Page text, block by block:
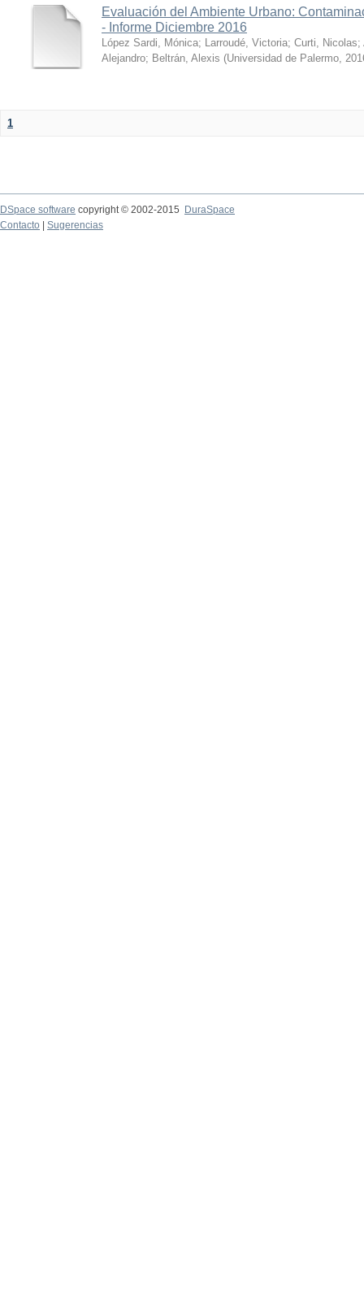
Evaluación del Ambiente Urbano:
- Informe Diciembre 2016
López Sardi, Mónica; Larroudé, Victoria; Curti, Nicolas;
Alejandro; Beltrán, Alexis (Universidad de Palermo,
1
DSpace software copyright © 2002-2015
DuraSpace
Contacto
Sugerencias